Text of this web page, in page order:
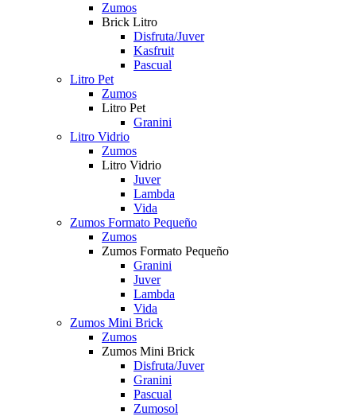
Zumos
Brick Litro
Disfruta/Juver
Kasfruit
Pascual
Litro Pet
Zumos
Litro Pet
Granini
Litro Vidrio
Zumos
Litro Vidrio
Juver
Lambda
Vida
Zumos Formato Pequeño
Zumos
Zumos Formato Pequeño
Granini
Juver
Lambda
Vida
Zumos Mini Brick
Zumos
Zumos Mini Brick
Disfruta/Juver
Granini
Pascual
Zumosol